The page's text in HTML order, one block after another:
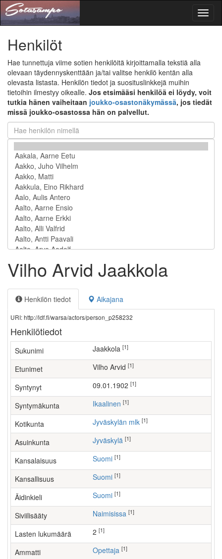
Henkilöt
Hae tunnettuja viime sotien henkilöitä kirjoittamalla tekstiä alla
olevaan täydennyskenttään ja/tai valitse henkilö kentän alla
olevasta listasta. Henkilön tiedot ja suosituslinkkejä muihin
tietoihin ilmestyy oikealle. Jos etsimääsi henkilöä ei löydy, voit
tutkia hänen vaiheitaan joukko-osastonäkymässä, jos tiedät
missä joukko-osastossa hän on palvellut.
Vilho Arvid Jaakkola
Henkilön tiedot Aikajana
URI: http://ldf.fi/warsa/actors/person_p258232
Henkilötiedot
Sukunimi Jaakkola [1]
Etunimet Vilho Arvid [1]
Syntynyt 09.01.1902 [1]
Syntymäkunta Ikaalinen [1]
Kotikunta Jyväskylän mlk [1]
Asuinkunta Jyväskylä [1]
Kansalaisuus Suomi [1]
Kansallisuus Suomi [1]
Äidinkieli Suomi [1]
Siviilisääty Naimisissa [1]
Lasten lukumäärä [1]
Ammatti opettaja [1]